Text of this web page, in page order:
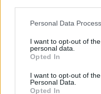
Please note that this
not limited to your visit or
grant or deny consent to
use your data for below
consent section.
Personal Data
I want to opt-out of
personal data.
Opted In
I want to opt-out of
Personal Data.
Opted In
Egészségkalauz
A nők jogai emberi
tájékozott döntéshez és
bizonyítékokon alapuló
gyermekük számára a